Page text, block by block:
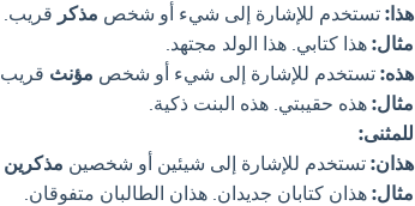
هذا: تستخدم للإشارة إلى شيء أو شخص مذكر قريب.
مثال: هذا كتابي. هذا الولد مجتهد.
هذه: تستخدم للإشارة إلى شيء أو شخص مؤنث قريب.
مثال: هذه حقيبتي. هذه البنت ذكية.
للمثنى:
هذان: تستخدم للإشارة إلى شيئين أو شخصين مذكرين
مثال: هذان كتابان جديدان. هذان الطالبان متفوقان.